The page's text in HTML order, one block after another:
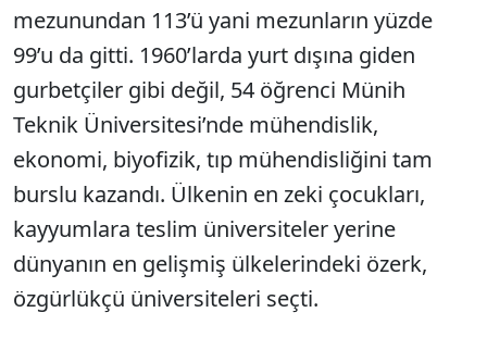
mezunundan 113’ü yani mezunların yüzde
99’u da gitti. 1960’larda yurt dışına giden
gurbetçiler gibi değil, 54 öğrenci Münih
Teknik Üniversitesi’nde mühendislik,
ekonomi, biyofizik, tıp mühendisliğini tam
burslu kazandı. Ülkenin en zeki çocukları,
kayyumlara teslim üniversiteler yerine
dünyanın en gelişmiş ülkelerindeki özerk,
özgürlükçü üniversiteleri seçti.